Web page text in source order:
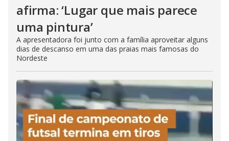
afirma: ‘Lugar que mais parece
uma pintura’
A apresentadora foi junto com a família aproveitar alguns
dias de descanso em uma das praias mais famosas do
Nordeste